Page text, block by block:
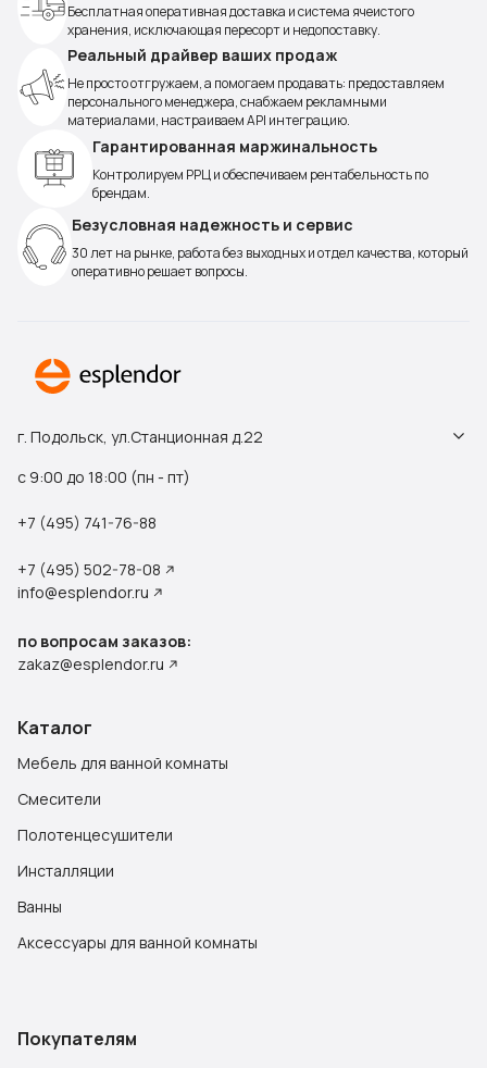
Бесплатная оперативная доставка и система ячеистого
хранения, исключающая пересорт и недопоставку.
Реальный драйвер ваших продаж
Не просто отгружаем, а помогаем продавать: предоставляем
персонального менеджера, снабжаем рекламными
материалами, настраиваем API интеграцию.
Гарантированная маржинальность
Контролируем РРЦ и обеспечиваем рентабельность по
брендам.
Безусловная надежность и сервис
30 лет на рынке, работа без выходных и отдел качества, который
оперативно решает вопросы.
г. Подольск, ул.Станционная д.22
с 9:00 до 18:00 (пн - пт)
+7 (495) 741-76-88
+7 (495) 502-78-08
info@esplendor.ru
по вопросам заказов:
zakaz@esplendor.ru
Каталог
Мебель для ванной комнаты
Смесители
Полотенцесушители
Инсталляции
Ванны
Аксессуары для ванной комнаты
Покупателям